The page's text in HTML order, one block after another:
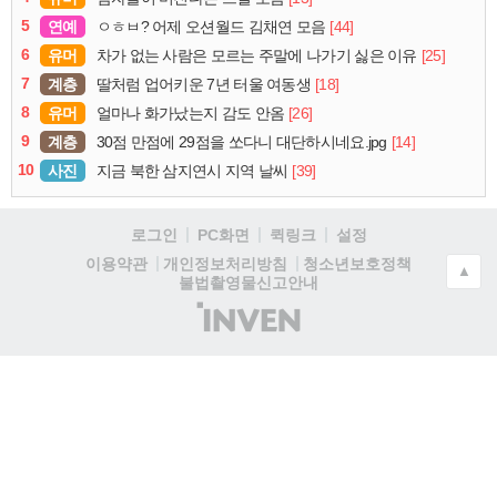
5
연예 ㅇㅎㅂ? 어제 오션월드 김채연 모음 [44]
6
유머 차가 없는 사람은 모르는 주말에 나가기 싫은 이유 [25]
7
계층 딸처럼 업어키운 7년 터울 여동생 [18]
8
유머 얼마나 화가났는지 감도 안옴 [26]
9
계층 30점 만점에 29점을 쏘다니 대단하시네요.jpg [14]
10
사진 지금 북한 삼지연시 지역 날씨 [39]
로그인 PC화면 퀵링크
설정
이용약관
개인정보처리방침
청소년보호정책
불법촬영물신고안내
(주)
인
▲